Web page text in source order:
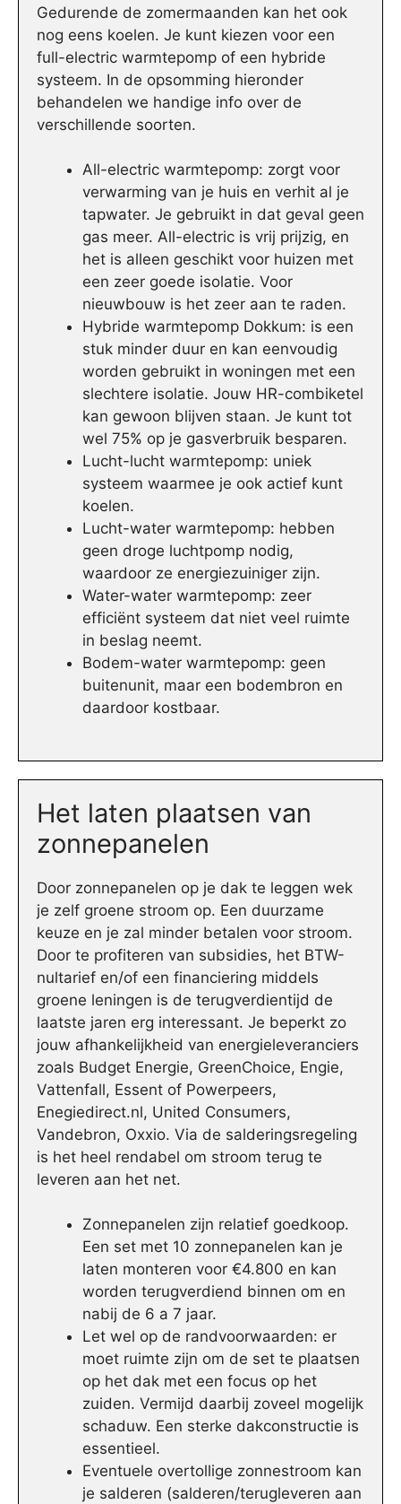
Gedurende de zomermaanden kan het ook
nog eens koelen. Je kunt kiezen voor een
full-electric warmtepomp of een hybride
systeem. In de opsomming hieronder
behandelen we handige info over de
verschillende soorten.
All-electric warmtepomp: zorgt voor
verwarming van je huis en verhit al je
tapwater. Je gebruikt in dat geval geen
gas meer. All-electric is vrij prijzig, en
het is alleen geschikt voor huizen met
een zeer goede isolatie. Voor
nieuwbouw is het zeer aan te raden.
Hybride warmtepomp Dokkum: is een
stuk minder duur en kan eenvoudig
worden gebruikt in woningen met een
slechtere isolatie. Jouw HR-combiketel
kan gewoon blijven staan. Je kunt tot
wel 75% op je gasverbruik besparen.
Lucht-lucht warmtepomp: uniek
systeem waarmee je ook actief kunt
koelen.
Lucht-water warmtepomp: hebben
geen droge luchtpomp nodig,
waardoor ze energiezuiniger zijn.
Water-water warmtepomp: zeer
efficiënt systeem dat niet veel ruimte
in beslag neemt.
Bodem-water warmtepomp: geen
buitenunit, maar een bodembron en
daardoor kostbaar.
Het laten plaatsen van
zonnepanelen
Door zonnepanelen op je dak te leggen wek
je zelf groene stroom op. Een duurzame
keuze en je zal minder betalen voor stroom.
Door te profiteren van subsidies, het BTW-
nultarief en/of een financiering middels
groene leningen is de terugverdientijd de
laatste jaren erg interessant. Je beperkt zo
jouw afhankelijkheid van energieleveranciers
zoals Budget Energie, GreenChoice, Engie,
Vattenfall, Essent of Powerpeers,
Enegiedirect.nl, United Consumers,
Vandebron, Oxxio. Via de salderingsregeling
is het heel rendabel om stroom terug te
leveren aan het net.
Zonnepanelen zijn relatief goedkoop.
Een set met 10 zonnepanelen kan je
laten monteren voor €4.800 en kan
worden terugverdiend binnen om en
nabij de 6 a 7 jaar.
Let wel op de randvoorwaarden: er
moet ruimte zijn om de set te plaatsen
op het dak met een focus op het
zuiden. Vermijd daarbij zoveel mogelijk
schaduw. Een sterke dakconstructie is
essentieel.
Eventuele overtollige zonnestroom kan
je salderen (salderen/terugleveren aan